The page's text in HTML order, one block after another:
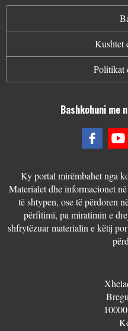
Kushtet
Politikat
Bashkohuni me
Ky portal mirëmbahet nga
Materialet dhe informacionet
të shtypen, ose të përdoren
përfitimi, pa miratimin e
shfrytëzuar materialin e këtij